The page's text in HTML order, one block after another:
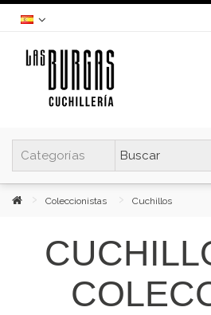
Coleccionistas Cuchillos